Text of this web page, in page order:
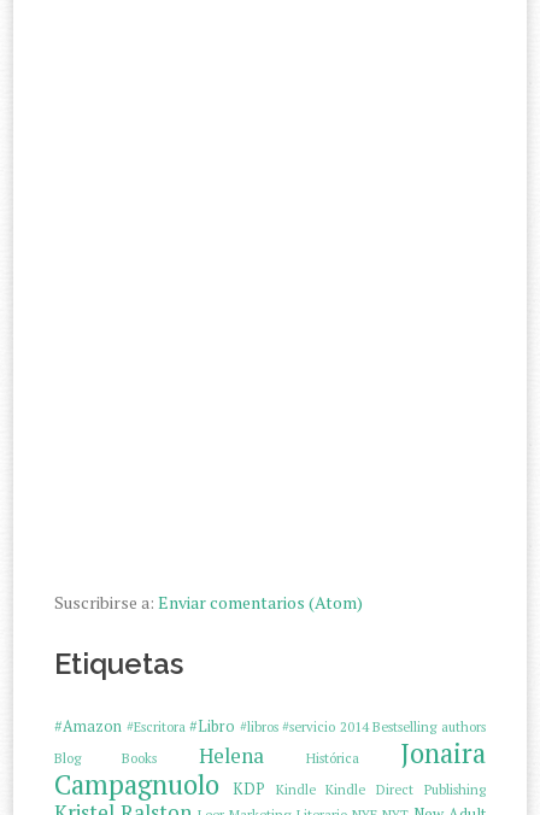
Suscribirse a:Enviar comentarios (Atom)
Etiquetas
#Amazon #Escritora #Libro #libros #servicio 2014 Bestselling authors
Blog
Books Helena Histórica
Jonaira
Campagnuolo
KDP Kindle Kindle Direct Publishing